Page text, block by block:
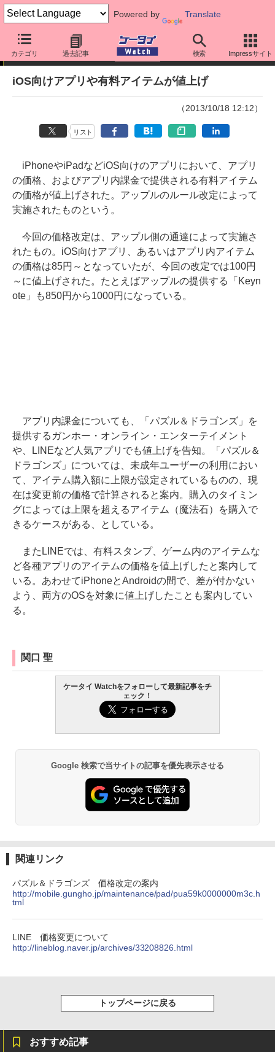
Powered by Translate
カテゴリ 過去記事 検索 Impressサイト
ニュース
iOS向けアプリや有料アイテムが値上げ
（2013/10/18 12:12）
リスト
iPhoneやiPadなどiOS向けのアプリにおいて、アプリ
の価格、およびアプリ内課金で提供される有料アイテム
の価格が値上げされた。アップルのルール改定によって
実施されたものという。
今回の価格改定は、アップル側の通達によって実施さ
れたもの。iOS向けアプリ、あるいはアプリ内アイテム
の価格は85円～となっていたが、今回の改定では100円
～に値上げされた。たとえばアップルの提供する「Keyn
ote」も850円から1000円になっている。
アプリ内課金についても、「パズル＆ドラゴンズ」を
提供するガンホー・オンライン・エンターテイメント
や、LINEなど人気アプリでも値上げを告知。「パズル＆
ドラゴンズ」については、未成年ユーザーの利用におい
て、アイテム購入額に上限が設定されているものの、現
在は変更前の価格で計算されると案内。購入のタイミン
グによっては上限を超えるアイテム（魔法石）を購入で
きるケースがある、としている。
またLINEでは、有料スタンプ、ゲーム内のアイテムな
ど各種アプリのアイテムの価格を値上げしたと案内して
いる。あわせてiPhoneとAndroidの間で、差が付かない
よう、両方のOSを対象に値上げしたことも案内してい
る。
関口 聖
ケータイ Watchをフォローして最新記事をチ
ェック！
Google 検索で当サイトの記事を優先表示させる
関連リンク
パズル＆ドラゴンズ 価格改定の案内
http://mobile.gungho.jp/maintenance/pad/pua59k0000000m3c.h
tml
LINE 価格変更について
http://lineblog.naver.jp/archives/33208826.html
トップページに戻る
おすすめ記事